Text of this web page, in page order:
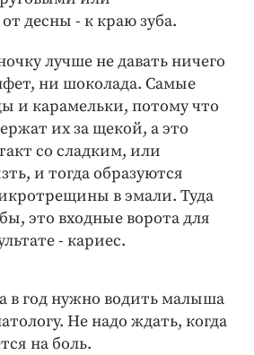
десны - к краю зуба.
лучше не давать ничего
ни шоколада. Самые
и карамельки, потому что
их за щекой, а это
со сладким, или
и тогда образуются
в эмали. Туда
это входные ворота для
- кариес.
в год нужно водить малыша
Не надо ждать, когда
на боль.